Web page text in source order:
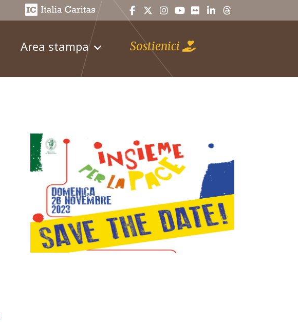
Area stampa Sostienici
Office 365 Outlook Live